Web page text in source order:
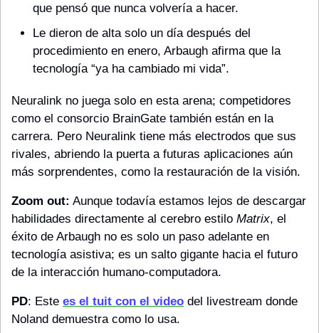
que pensó que nunca volvería a hacer.
Le dieron de alta solo un día después del
procedimiento en enero, Arbaugh afirma que la
tecnología “ya ha cambiado mi vida”.
Neuralink no juega solo en esta arena; competidores
como el consorcio BrainGate también están en la
carrera. Pero Neuralink tiene más electrodos que sus
rivales, abriendo la puerta a futuras aplicaciones aún
más sorprendentes, como la restauración de la visión.
Zoom out: Aunque todavía estamos lejos de descargar
habilidades directamente al cerebro estilo Matrix, el
éxito de Arbaugh no es solo un paso adelante en
tecnología asistiva; es un salto gigante hacia el futuro
de la interacción humano-computadora.
PD: Este es el tuit con el video del livestream donde
Noland demuestra como lo usa.